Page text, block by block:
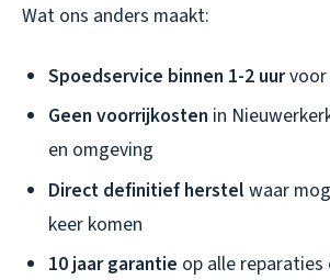
Wat ons anders maakt:
Spoedservice binnen 1-2 uurvoor
Geen voorrijkosten in
en omgeving
Direct definitief herstel waar
keer komen
10 jaar garantie op alle reparaties